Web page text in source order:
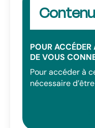
POUR
DE VOUS
Pour accéder à
nécessaire